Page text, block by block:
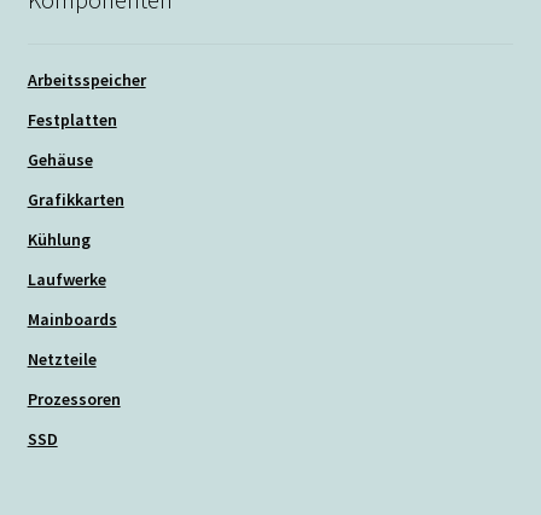
Arbeitsspeicher
Festplatten
Gehäuse
Grafikkarten
Kühlung
Laufwerke
Mainboards
Netzteile
Prozessoren
SSD